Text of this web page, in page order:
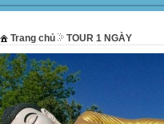
Trang chủ TOUR 1 NGÀY